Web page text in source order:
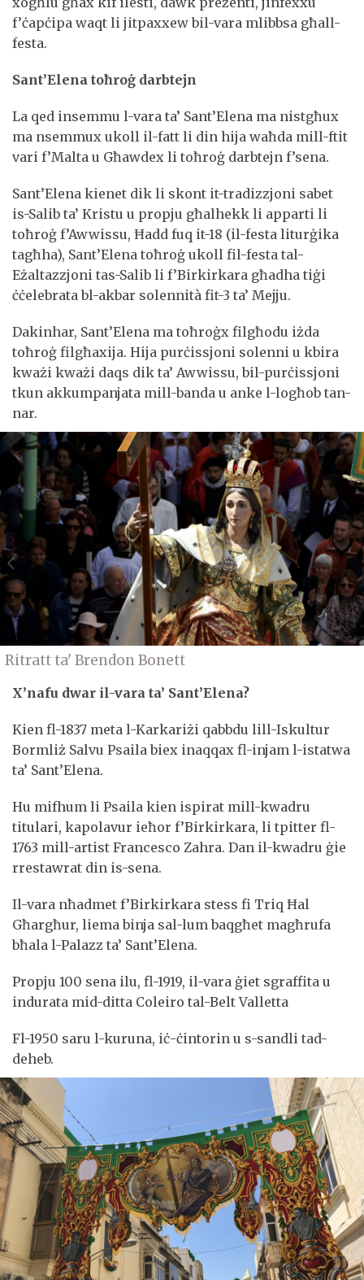
f’ċapċipa waqt li jitpaxxew bil-vara mlibbsa għall-
festa.
Sant’Elena toħroġ darbtejn
La qed insemmu l-vara ta’ Sant’Elena ma nistgħux
ma nsemmux ukoll il-fatt li din hija waħda mill-ftit
vari f’Malta u Għawdex li toħroġ darbtejn f’sena.
Sant’Elena kienet dik li skont it-tradizzjoni sabet
is-Salib ta’ Kristu u propju għalhekk li apparti li
toħroġ f’Awwissu, Ħadd fuq it-18 (il-festa liturġika
tagħha), Sant’Elena toħroġ ukoll fil-festa tal-
Eżaltazzjoni tas-Salib li f’Birkirkara għadha tiġi
ċċelebrata bl-akbar solennità fit-3 ta’ Mejju.
Dakinhar, Sant’Elena ma toħroġx filgħodu iżda
toħroġ filgħaxija. Hija purċissjoni solenni u kbira
kważi kważi daqs dik ta’ Awwissu, bil-purċissjoni
tkun akkumpanjata mill-banda u anke l-logħob tan-
nar.
Ritratt ta' Brendon Bonett
X’nafu dwar il-vara ta’ Sant’Elena?
Kien fl-1837 meta l-Karkariżi qabbdu lill-Iskultur
Bormliż Salvu Psaila biex inaqqax fl-injam l-istatwa
ta’ Sant’Elena.
Hu mifhum li Psaila kien ispirat mill-kwadru
titulari, kapolavur ieħor f’Birkirkara, li tpitter fl-
1763 mill-artist Francesco Zahra. Dan il-kwadru ġie
rrestawrat din is-sena.
Il-vara nħadmet f’Birkirkara stess fi Triq Ħal
Għargħur, liema binja sal-lum baqgħet magħrufa
bħala l-Palazz ta’ Sant’Elena.
Propju 100 sena ilu, fl-1919, il-vara ġiet sgraffita u
indurata mid-ditta Coleiro tal-Belt Valletta
Fl-1950 saru l-kuruna, iċ-ċintorin u s-sandli tad-
deheb.